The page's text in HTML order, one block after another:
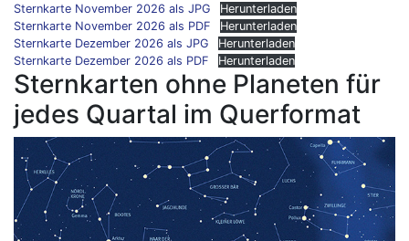
Sternkarte November 2026 als JPG
Herunterladen
Sternkarte November 2026 als PDF
Herunterladen
Sternkarte Dezember 2026 als JPG
Herunterladen
Sternkarte Dezember 2026 als PDF
Herunterladen
Sternkarten ohne Planeten für
jedes Quartal im Querformat